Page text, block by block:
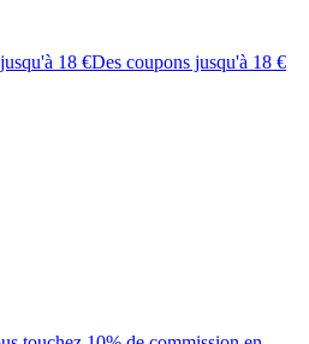
18 €Des coupons jusqu'à 18 €